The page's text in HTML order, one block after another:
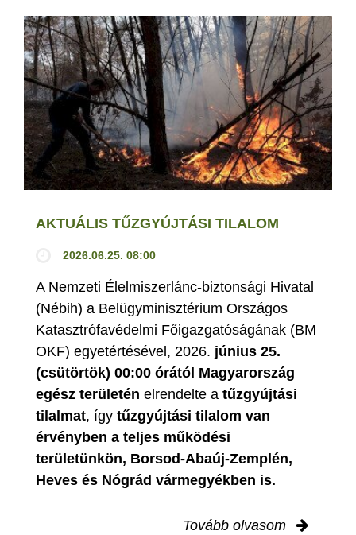
AKTUÁLIS TŰZGYÚJTÁSI TILALOM
2026.06.25. 08:00
A Nemzeti Élelmiszerlánc-biztonsági Hivatal
(Nébih) a Belügyminisztérium Országos
Katasztrófavédelmi Főigazgatóságának (BM
OKF) egyetértésével, 2026. június 25.
(csütörtök) 00:00 órától Magyarország
egész területén elrendelte a tűzgyújtási
tilalmat, így tűzgyújtási tilalom van
érvényben a teljes működési
területünkön, Borsod-Abaúj-Zemplén,
Heves és Nógrád vármegyékben is.
Tovább olvasom